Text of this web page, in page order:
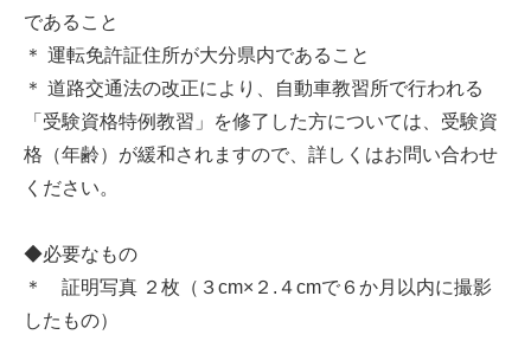
であること
＊ 運転免許証住所が大分県内であること
＊ 道路交通法の改正により、自動車教習所で行われる
「受験資格特例教習」を修了した方については、受験資
格（年齢）が緩和されますので、詳しくはお問い合わせ
ください。
◆必要なもの
＊ 証明写真 ２枚（３cm×２.４cmで６か月以内に撮影
したもの）